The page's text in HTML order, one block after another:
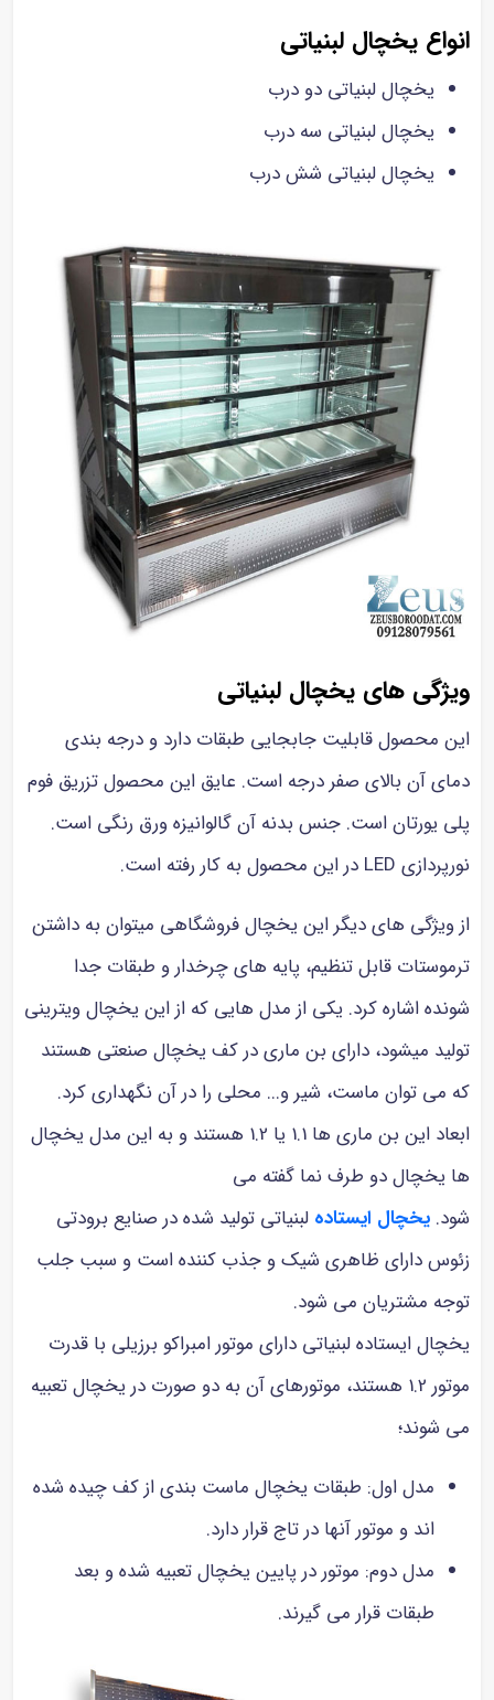
انواع یخچال لبنیاتی
یخچال لبنیاتی دو درب
یخچال لبنیاتی سه درب
یخچال لبنیاتی شش درب
ویژگی های یخچال لبنیاتی
این محصول قابلیت جابجایی طبقات دارد و درجه بندی
دمای آن بالای صفر درجه است. عایق این محصول تزریق فوم
پلی یورتان است. جنس بدنه آن گالوانیزه ورق رنگی است.
نورپردازی LED در این محصول به کار رفته است.
از ویژگی های دیگر این یخچال فروشگاهی میتوان به داشتن
ترموستات قابل تنظیم، پایه های چرخدار و طبقات جدا
شونده اشاره کرد. یکی از مدل هایی که از این یخچال ویترینی
تولید میشود، دارای بن ماری در کف یخچال صنعتی هستند
که می توان ماست، شیر و... محلی را در آن نگهداری کرد.
ابعاد این بن ماری ها 1.1 یا 1.2 هستند و به این مدل یخچال
ها یخچال دو طرف نما گفته می
شود. یخچال ایستاده لبنیاتی تولید شده در صنایع برودتی
زئوس دارای ظاهری شیک و جذب کننده است و سبب جلب
توجه مشتریان می شود.
یخچال ایستاده لبنیاتی دارای موتور امبراکو برزیلی با قدرت
موتور 1.2 هستند، موتورهای آن به دو صورت در یخچال تعبیه
می شوند؛
مدل اول: طبقات یخچال ماست بندی از کف چیده شده
اند و موتور آنها در تاج قرار دارد.
مدل دوم: موتور در پایین یخچال تعبیه شده و بعد
طبقات قرار می گیرند.